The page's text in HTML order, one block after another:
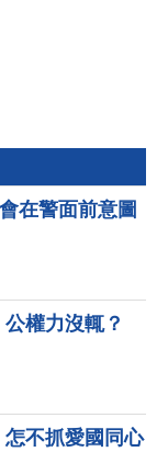
在警面前意圖
權力沒輒？
不抓愛國同心